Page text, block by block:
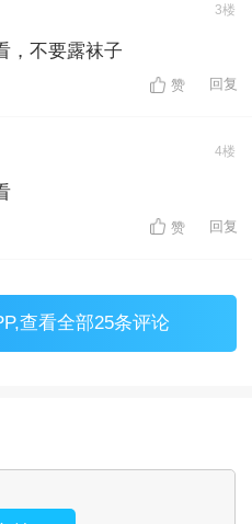
3楼
，不要露袜子
赞 回复
4楼
赞 回复
,查看全部25条评论